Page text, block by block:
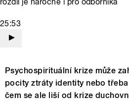
25:53
Psychospirituální krize může
pocity ztráty identity nebo
čem se ale liší od krize